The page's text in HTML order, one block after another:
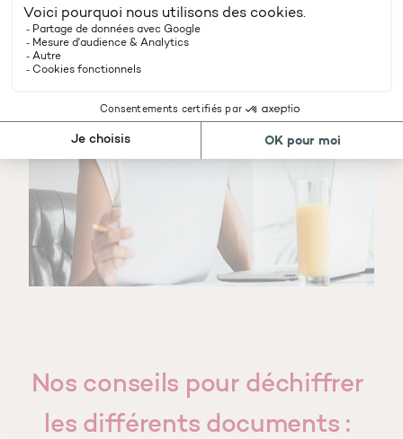
Nos conseils pour déchiffrer
les différents documents :